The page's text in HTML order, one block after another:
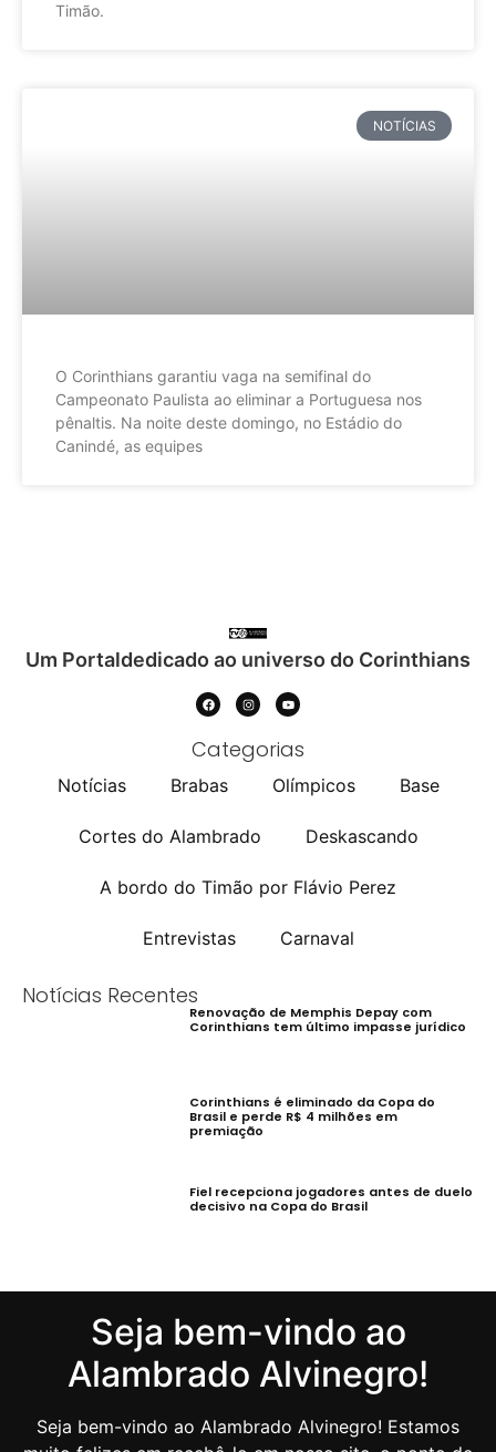
Timão.
NOTÍCIAS
O Corinthians garantiu vaga na semifinal do
Campeonato Paulista ao eliminar a Portuguesa nos
pênaltis. Na noite deste domingo, no Estádio do
Canindé, as equipes
Um Portaldedicado ao universo do Corinthians
Categorias
Notícias Brabas Olímpicos Base
Cortes do Alambrado Deskascando
A bordo do Timão por Flávio Perez
Entrevistas Carnaval
Notícias Recentes
Renovação de Memphis Depay com
Corinthians tem último impasse jurídico
Corinthians é eliminado da Copa do
Brasil e perde R$ 4 milhões em
premiação
Fiel recepciona jogadores antes de duelo
decisivo na Copa do Brasil
Seja bem-vindo ao
Alambrado Alvinegro!
Seja bem-vindo ao Alambrado Alvinegro! Estamos